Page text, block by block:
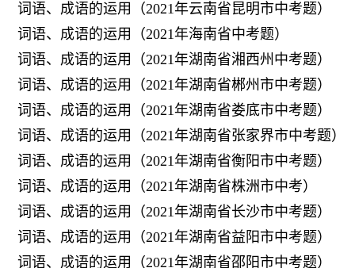
词语、成语的运用（2021年云南省昆明市中考题）
词语、成语的运用（2021年海南省中考题）
词语、成语的运用（2021年湖南省湘西州中考题）
词语、成语的运用（2021年湖南省郴州市中考题）
词语、成语的运用（2021年湖南省娄底市中考题）
词语、成语的运用（2021年湖南省张家界市中考题）
词语、成语的运用（2021年湖南省衡阳市中考题）
词语、成语的运用（2021年湖南省株洲市中考）
词语、成语的运用（2021年湖南省长沙市中考题）
词语、成语的运用（2021年湖南省益阳市中考题）
词语、成语的运用（2021年湖南省邵阳市中考题）